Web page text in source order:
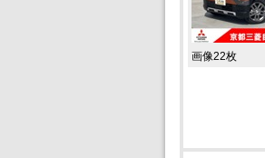
画像22枚